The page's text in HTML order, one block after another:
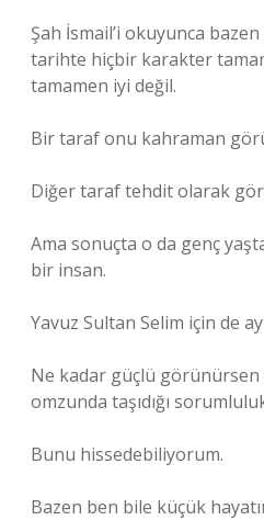
Şah İsmail’i okuyunca
tarihte hiçbir karakter
tamamen iyi değil.
Bir taraf onu kahraman
Diğer taraf tehdit olarak
Ama sonuçta o da genç
bir insan.
Yavuz Sultan Selim için de
Ne kadar güçlü görünürsen
omzunda taşıdığı
Bunu hissedebiliyorum.
Bazen ben bile küçük